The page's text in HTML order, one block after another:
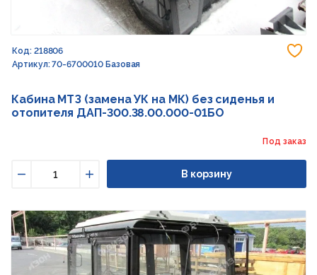
Код: 218806
Артикул: 70-6700010 Базовая
Кабина МТЗ (замена УК на МК) без сиденья и
отопителя ДАП-300.38.00.000-01БО
Под заказ
Увеличить
В корзину